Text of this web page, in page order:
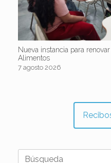
Nueva instancia para
Alimentos
7 agosto 2026
Buscar: